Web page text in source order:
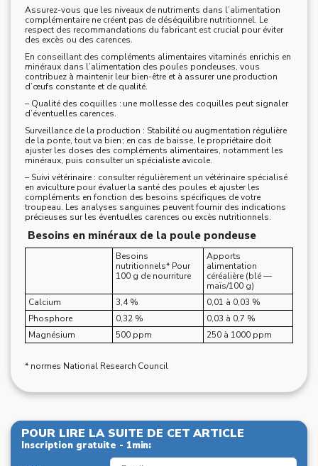
Assurez-vous que les niveaux de nutriments dans l’alimentation
complémentaire ne créent pas de déséquilibre nutritionnel. Le
respect des recommandations du fabricant est crucial pour éviter
des excès ou des carences.
En conseillant des compléments alimentaires vitaminés enrichis en
minéraux dans l’alimentation des poules pondeuses, vous
contribuez à maintenir leur bien-être et à assurer une production
d’œufs constante et de qualité.
– Qualité des coquilles : une mollesse des coquilles peut signaler
d’éventuelles carences.
Surveillance de la production : Stabilité ou augmentation régulière
de la ponte, tout va bien ; en cas de baisse, le propriétaire doit
ajuster les doses des compléments alimentaires, notamment les
minéraux, puis consulter un spécialiste avicole.
– Suivi vétérinaire : consulter régulièrement un vétérinaire spécialisé
en aviculture pour évaluer la santé des poules et ajuster les
compléments en fonction des besoins spécifiques de votre
troupeau. Les analyses sanguines peuvent fournir des indications
précieuses sur les éventuelles carences ou excès nutritionnels.
Besoins en minéraux de la poule pondeuse
Besoins
nutritionnels* Pour
100 g de nourriture
Apports
alimentation
céréalière (blé —
maïs/100 g)
Calcium
3,4 %
0,01 à 0,03 %
Phosphore
0,32 %
0,03 à 0,7 %
Magnésium
500 ppm 250 à 1000 ppm
* normes National Research Council
POUR LIRE LA SUITE DE CET ARTICLE
Inscription gratuite - 1min: